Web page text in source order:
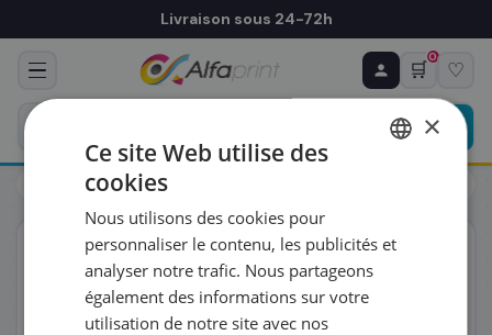
Livraison sous 24-72h
🛒
0
♡
Cartouches HP
ORIGINAL
♻ COMMANDE RÉCURRENTE
Prévoyez & économisez
Programmez votre prochain achat — notre équipe
vous prépare un devis personnalisé
RÉFÉRENCE DU PRODUIT
FRÉQUENCE
×
Ce site Web utilise des
cookies
Nous utilisons des cookies pour
personnaliser le contenu, les publicités et
analyser notre trafic. Nous partageons
également des informations sur votre
utilisation de notre site avec nos